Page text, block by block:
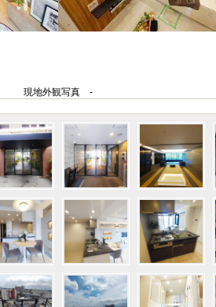
現地外観写真 -